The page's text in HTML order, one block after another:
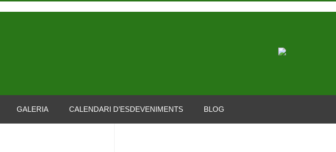
GALERIA CALENDARI D’ESDEVENIMENTS BLOG